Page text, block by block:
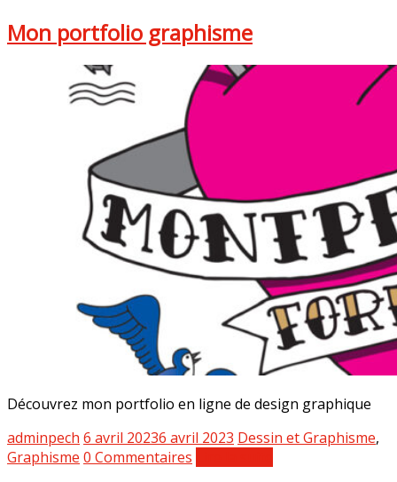
Mon portfolio graphisme
Découvrez mon portfolio en ligne de design graphique
adminpech 6 avril 20236 avril 2023 Dessin et Graphisme,
Graphisme 0 Commentaires